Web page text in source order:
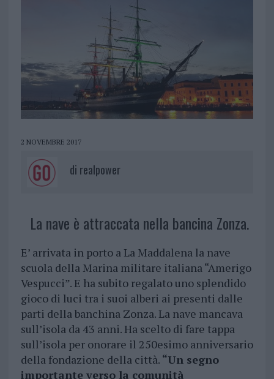
2 NOVEMBRE 2017
di realpower
La nave è attraccata nella bancina Zonza.
E’ arrivata in porto a La Maddalena la nave
scuola della Marina militare italiana “Amerigo
Vespucci”. E ha subito regalato uno splendido
gioco di luci tra i suoi alberi ai presenti dalle
parti della banchina Zonza. La nave mancava
sull’isola da 43 anni. Ha scelto di fare tappa
sull’isola per onorare il 250esimo anniversario
della fondazione della città. “Un segno
importante verso la comunità